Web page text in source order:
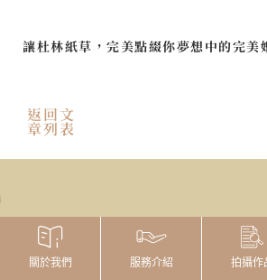
讓杜林紙草，完美點綴你夢想中的完美
返回文
章列表
關於我們 服務介紹 拍攝作